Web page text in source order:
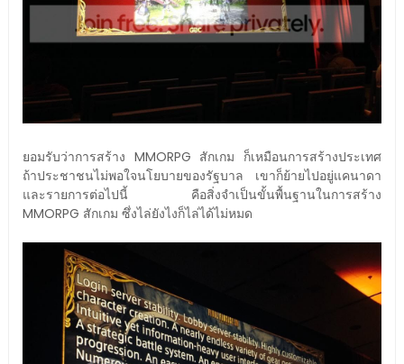
ยอมรับว่าการสร้าง MMORPG สักเกม ก็เหมือนการสร้างประเทศ
ถ้าประชาชนไม่พอใจนโยบายของรัฐบาล เขาก็ย้ายไปอยู่แคนาดา
และรายการต่อไปนี้ คือสิ่งจำเป็นขั้นพื้นฐานในการสร้าง
MMORPG สักเกม ซึ่งไล่ยังไงก็ไล่ได้ไม่หมด